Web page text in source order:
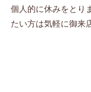
個人的に休みをとり
たい方は気軽に御来